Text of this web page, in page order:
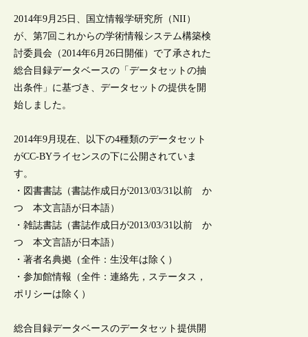
2014年9月25日、国立情報学研究所（NII）
が、第7回これからの学術情報システム構築検
討委員会（2014年6月26日開催）で了承された
総合目録データベースの「データセットの抽
出条件」に基づき、データセットの提供を開
始しました。
2014年9月現在、以下の4種類のデータセット
がCC-BYライセンスの下に公開されていま
す。
・図書書誌（書誌作成日が2013/03/31以前 か
つ 本文言語が日本語）
・雑誌書誌（書誌作成日が2013/03/31以前 か
つ 本文言語が日本語）
・著者名典拠（全件：生没年は除く）
・参加館情報（全件：連絡先，ステータス，
ポリシーは除く）
総合目録データベースのデータセット提供開